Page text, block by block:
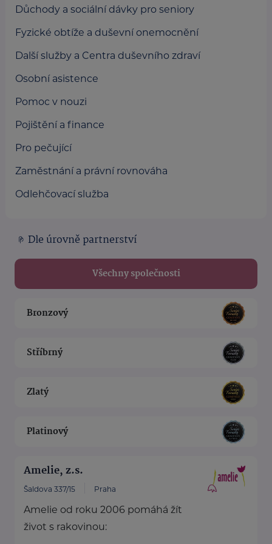
Důchody a sociální dávky pro seniory
Fyzické obtíže a duševní onemocnění
Další služby a Centra duševního zdraví
Osobní asistence
Pomoc v nouzi
Pojištění a finance
Pro pečující
Zaměstnání a právní rovnováha
Odlehčovací služba
Dle úrovně partnerství
Všechny společnosti
Bronzový
Stříbrný
Zlatý
Platinový
Amelie, z.s.
Šaldova 337/15 Praha
Amelie od roku 2006 pomáhá žít
život s rakovinou: